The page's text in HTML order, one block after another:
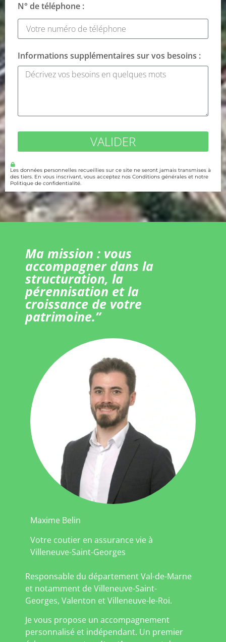
N° de téléphone :
Informations supplémentaires sur vos besoins :
VALIDER
Les données personnelles recueillies sur ce site ne seront jamais transmises à
des tiers. En vous inscrivant, vous acceptez nos Conditions générales et notre
Politique de confidentialité.
Ma mission : vous
accompagner dans la
structuration, la
pérennisation et la
croissance de votre
patrimoine.”
Maxime Belin
Votre coutier en assurance vie à
Villeneuve-Saint-Georges
Responsable du département Val-de-Marne
et notamment de Villeneuve-Saint-
Georges, Valenton et Villeneuve-le-Roi.
Je vous propose un accompagnement
personnalisé et indépendant. Un premier